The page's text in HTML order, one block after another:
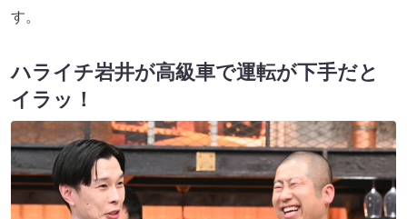
す。
ハライチ岩井が高級車で運転が下手だと
イラッ！